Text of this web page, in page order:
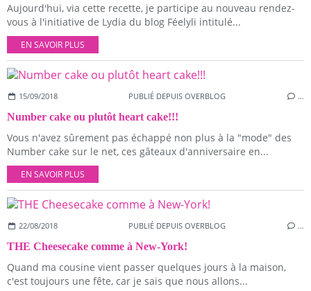
Aujourd'hui, via cette recette, je participe au nouveau rendez-
vous à l'initiative de Lydia du blog Féelyli intitulé...
EN SAVOIR PLUS
15/09/2018 PUBLIÉ DEPUIS OVERBLOG …
Number cake ou plutôt heart cake!!!
Vous n'avez sûrement pas échappé non plus à la "mode" des
Number cake sur le net, ces gâteaux d'anniversaire en...
EN SAVOIR PLUS
22/08/2018 PUBLIÉ DEPUIS OVERBLOG …
THE Cheesecake comme à New-York!
Quand ma cousine vient passer quelques jours à la maison,
c'est toujours une fête, car je sais que nous allons...